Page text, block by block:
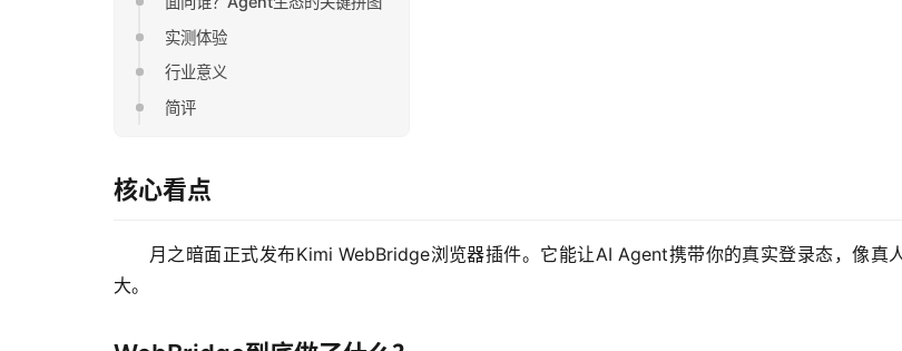
实测体验
行业意义
简评
核心看点
月之暗面正式发布Kimi WebBridge浏览器插件。它能让AI Agent携带你的真实登录态，像真
大。